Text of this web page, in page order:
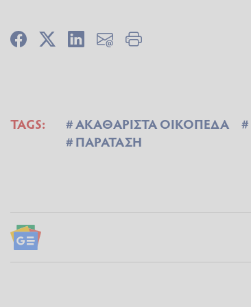
TAGS: ΑΚΑΘΑΡΙΣΤΑ ΟΙΚΟΠΕΔΑ
ΠΑΡΑΤΑΣΗ